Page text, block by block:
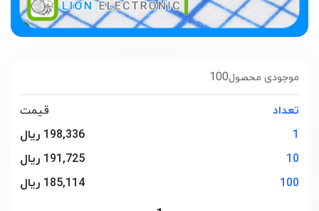
100موجودی محصول
تعداد
قیمت
1
198,336 ریال
10
191,725 ریال
100
185,114 ریال